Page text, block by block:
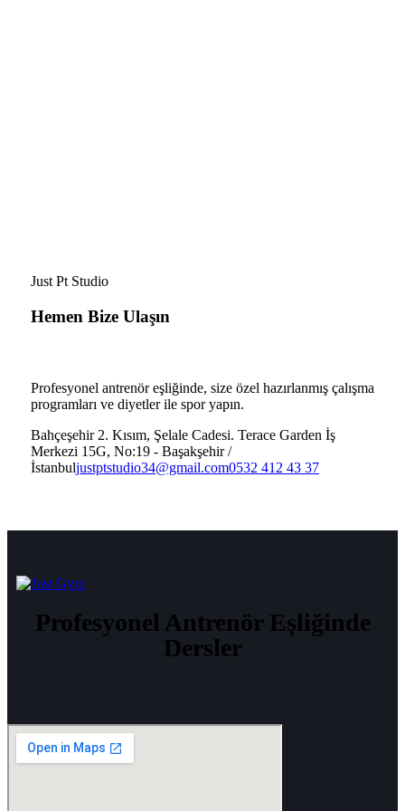
Just Pt Studio
Hemen Bize Ulaşın
Profesyonel antrenör eşliğinde, size özel hazırlanmış çalışma
programları ve diyetler ile spor yapın.
Bahçeşehir 2. Kısım, Şelale Cadesi. Terace Garden İş
Merkezi 15G, No:19 - Başakşehir /
İstanbuljustptstudio34@gmail.com0532 412 43 37
Profesyonel Antrenör Eşliğinde
Dersler